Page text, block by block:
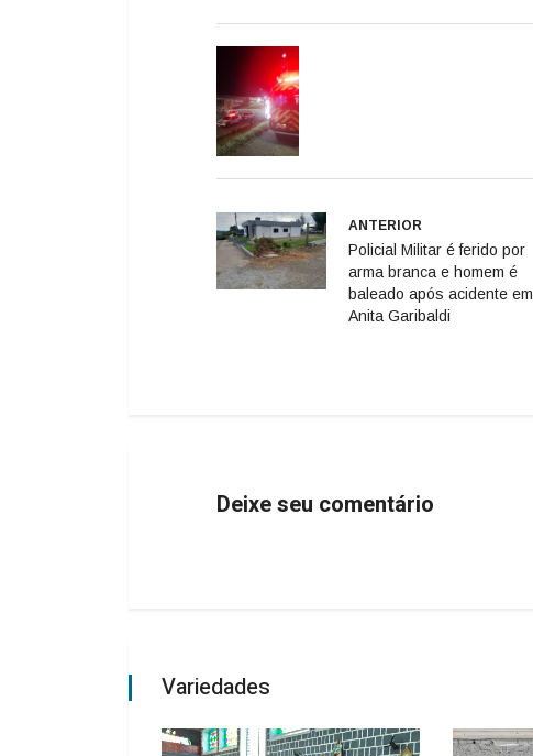
ANTERIOR
Policial Militar é ferido por
arma branca e homem é
baleado após acidente em
Anita Garibaldi
Deixe seu comentário
Variedades